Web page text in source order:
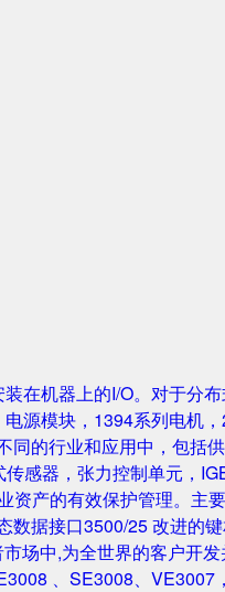
在机器上的I/O。对于分
源模块，1394系列电机
的行业和应用中，包括
感器，张力控制单元，
产的有效保护管理。主
数据接口3500/25 改进的
场中,为全世界的客户开
、SE3008、